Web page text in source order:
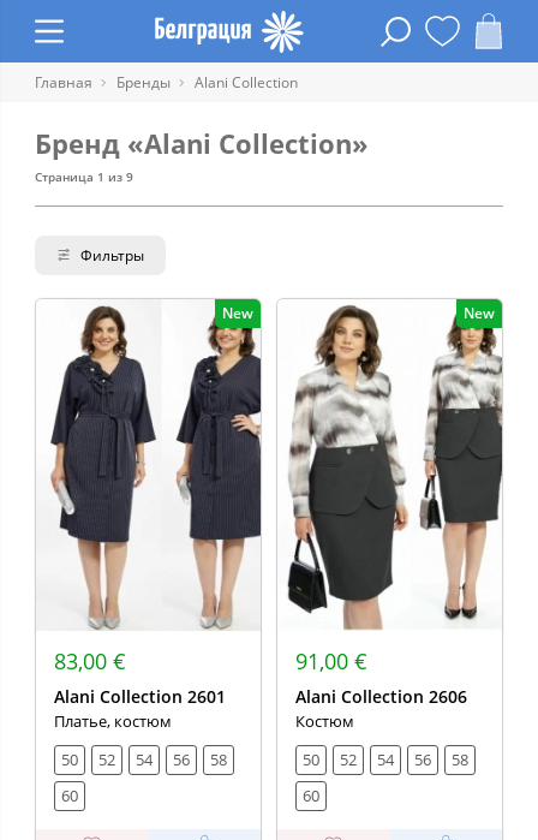
Главная Бренды Alani Collection
Бренд «Alani Collection»
Страница 1 из 9
Фильтры
New
83,00 €
Alani Collection 2601
Платье, костюм
50
52 54 56
58
60
New
91,00 €
Alani Collection 2606
Костюм
50
52 54 56
58
60